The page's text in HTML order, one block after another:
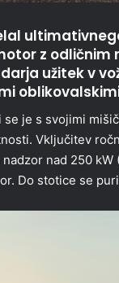
z odličnim
užitek v
se je s svojimi
Vključitev
nad 250
Do stotice se